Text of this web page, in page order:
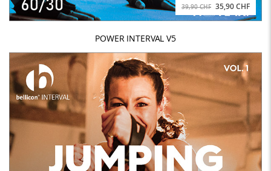
39,90 CHF 35,90 CHF
POWER INTERVAL V5